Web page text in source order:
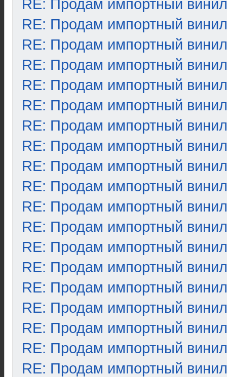
RE: Продам импортный винил
RE: Продам импортный винил
RE: Продам импортный винил
RE: Продам импортный винил
RE: Продам импортный винил
RE: Продам импортный винил
RE: Продам импортный винил
RE: Продам импортный винил
RE: Продам импортный винил
RE: Продам импортный винил
RE: Продам импортный винил
RE: Продам импортный винил
RE: Продам импортный винил
RE: Продам импортный винил
RE: Продам импортный винил
RE: Продам импортный винил
RE: Продам импортный винил
RE: Продам импортный винил
RE: Продам импортный винил